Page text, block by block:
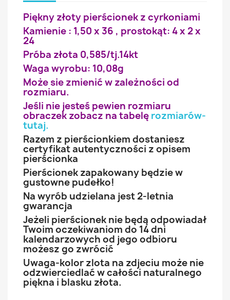
Piękny złoty pierścionek z cyrkoniami
Kamienie : 1,50 x 36 , prostokąt: 4 x 2 x
24
Próba złota 0,585/tj.14kt
Waga wyrobu: 10,08g
Może sie zmienić w zależności od
rozmiaru.
Jeśli nie jesteś pewien rozmiaru
obraczek zobacz na tabelę rozmiarów-
tutaj.
Razem z pierścionkiem dostaniesz
certyfikat autentyczności z opisem
pierścionka
Pierścionek zapakowany będzie w
gustowne pudełko!
Na wyrób udzielana jest 2-letnia
gwarancja
Jeżeli pierścionek nie będą odpowiadał
Twoim oczekiwaniom do 14 dni
kalendarzowych od jego odbioru
możesz go zwrócić
Uwaga-kolor zlota na zdjeciu może nie
odzwierciedlać w całości naturalnego
piękna i blasku złota.